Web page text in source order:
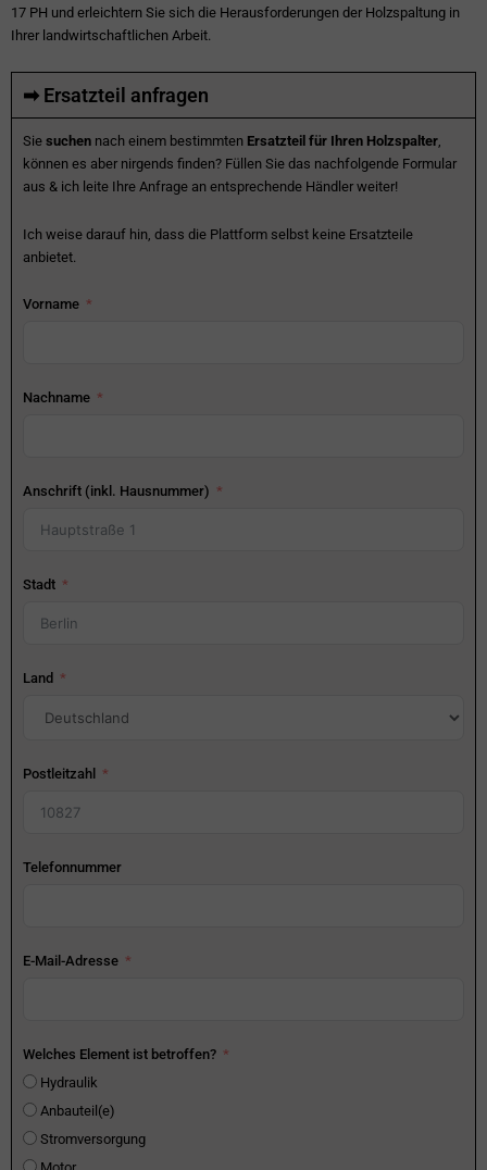
17 PH und erleichtern Sie sich die Herausforderungen der Holzspaltung in
Ihrer landwirtschaftlichen Arbeit.
➡ Ersatzteil anfragen
Sie suchen nach einem bestimmten Ersatzteil für Ihren Holzspalter
können es aber nirgends finden? Füllen Sie das nachfolgende Formular
aus & ich leite Ihre Anfrage an entsprechende Händler weiter!
Ich weise darauf hin, dass die Plattform selbst keine Ersatzteile
anbietet.
Vorname
Nachname
Anschrift (inkl. Hausnummer)
Stadt
Land
Postleitzahl
Telefonnummer
E-Mail-Adresse
Welches Element ist betroffen?
Hydraulik
Anbauteil(e)
Stromversorgung